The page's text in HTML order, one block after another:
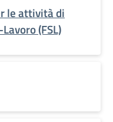
le attività di
(FSL)